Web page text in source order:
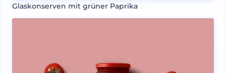
Glaskonserven mit grüner Paprika